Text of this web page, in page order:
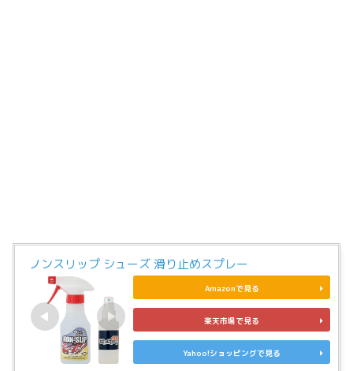
ノンスリップ シューズ 滑り止めスプレー
Amazonで見る
楽天市場で見る
Yahoo!ショッピングで見る